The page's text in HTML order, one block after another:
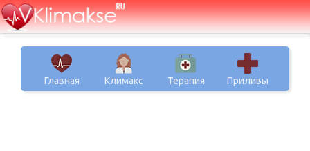
Главная Климакс Терапия Приливы